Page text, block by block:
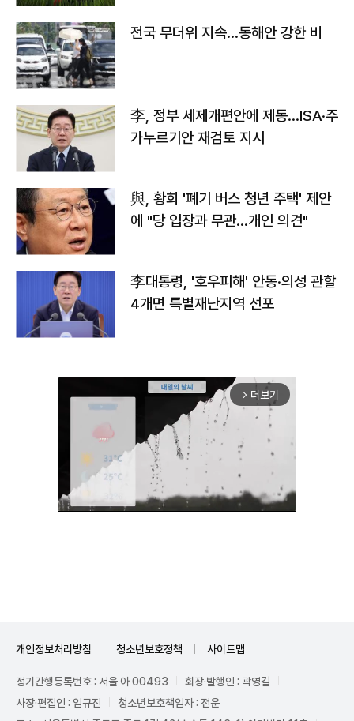
전국 무더위 지속…동해안 강한 비
李, 정부 세제개편안에 제동…ISA·주
가누르기안 재검토 지시
與, 황희 '폐기 버스 청년 주택' 제안
에 "당 입장과 무관…개인 의견"
李대통령, '호우피해' 안동·의성 관할
4개면 특별재난지역 선포
arrow_forward_ios 더보기
개인정보처리방침 청소년보호정책 사이트맵
정기간행등록번호 : 서울 아 00493
회장·발행인 : 곽영길
사장·편집인 : 임규진
청소년보호책임자 : 전운